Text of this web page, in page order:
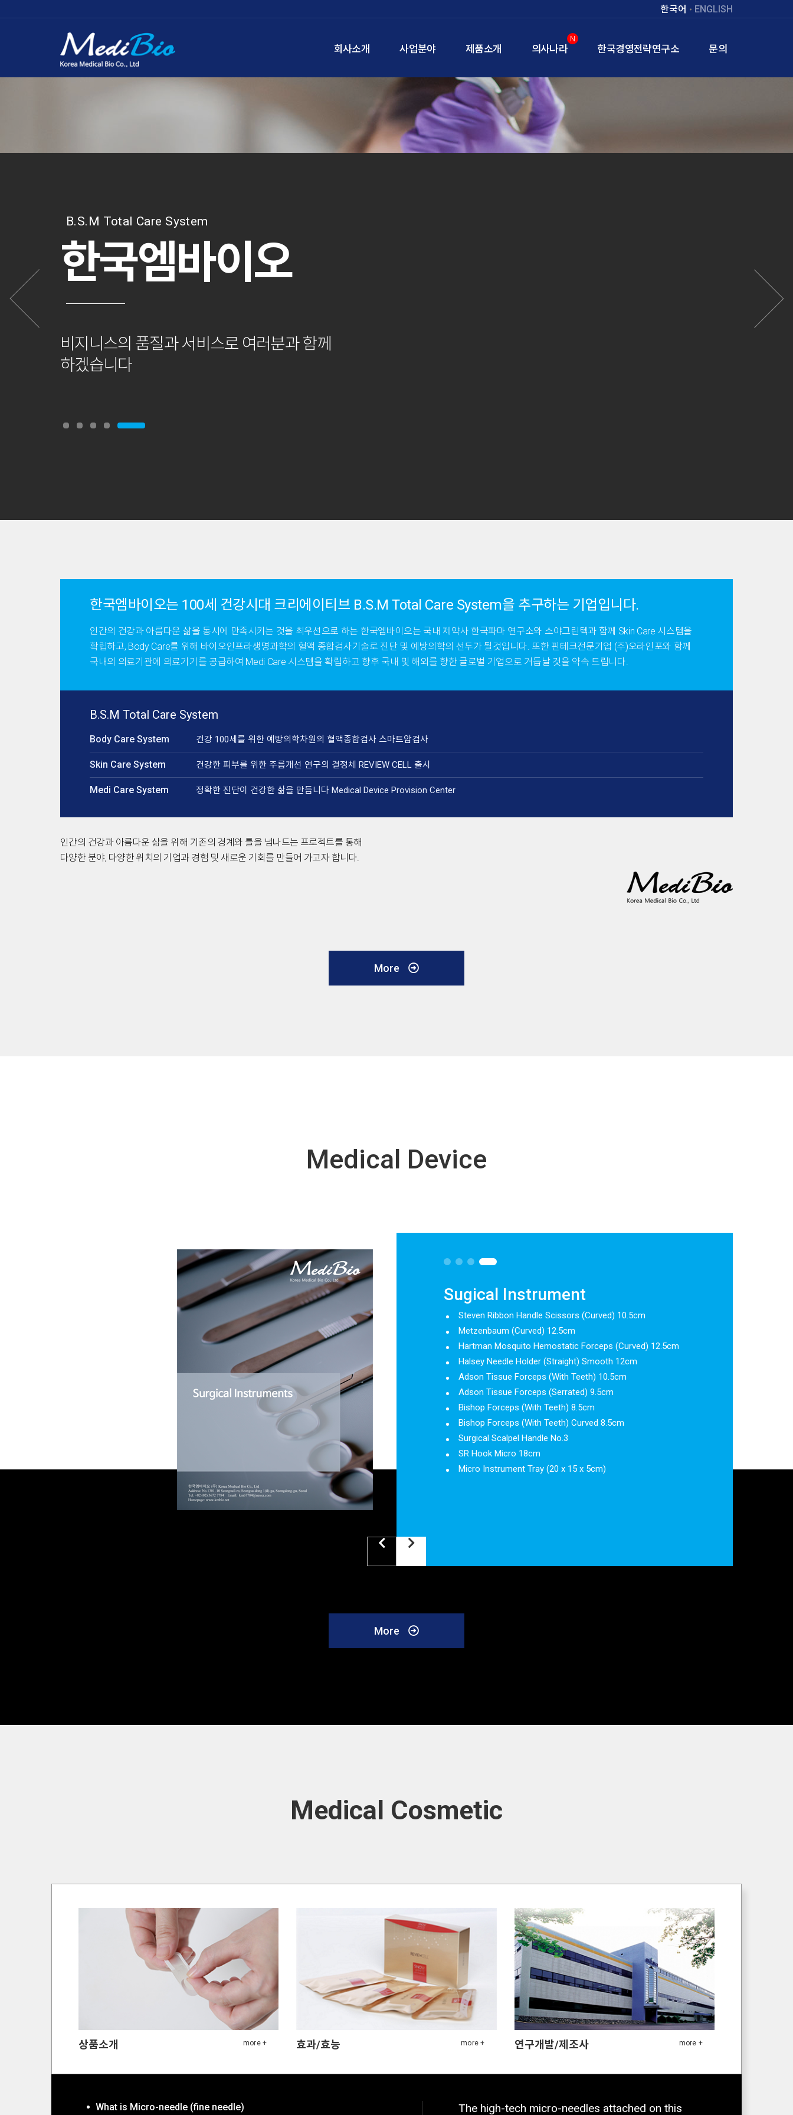
한국어 ENGLISH
회사소개 사업분야 제품소개
N
의사나라 한국경영전략연구소 문의
B.S.M Total Care System
한국엠바이오
비지니스의 품질과 서비스로 여러분과 함께
하겠습니다
한국엠바이오는 100세 건강시대 크리에이티브 B.S.M Total Care System을 추구하는 기업입니다.
인간의 건강과 아름다운 삶을 동시에 만족시키는 것을 최우선으로 하는 한국엠바이오는 국내 제약사 한국파마 연구소와 소야그린텍과 함께 Skin Care 시스템을
확립하고, Body Care를 위해 바이오인프라생명과학의 혈액 종합검사기술로 진단 및 예방의학의 선두가 될것입니다. 또한 핀테크전문기업 (주)오라인포와 함께
국내외 의료기관에 의료기기를 공급하여 Medi Care 시스템을 확립하고 향후 국내 및 해외를 향한 글로벌 기업으로 거듭날 것을 약속 드립니다.
B.S.M Total Care System
Body Care System 건강 100세를 위한 예방의학차원의 혈액종합검사 스마트암검사
Skin Care System 건강한 피부를 위한 주름개선 연구의 결정체 REVIEW CELL 출시
Medi Care System 정확한 진단이 건강한 삶을 만듭니다 Medical Device Provision Center
인간의 건강과 아름다운 삶을 위해 기존의 경계와 틀을 넘나드는 프로젝트를 통해
다양한 분야, 다양한 위치의 기업과 경험 및 새로운 기회를 만들어 가고자 합니다.
More
Medical Device
Sugical Instrument
Steven Ribbon Handle Scissors (Curved) 10.5cm
Metzenbaum (Curved) 12.5cm
Hartman Mosquito Hemostatic Forceps (Curved) 12.5cm
Halsey Needle Holder (Straight) Smooth 12cm
Adson Tissue Forceps (With Teeth) 10.5cm
Adson Tissue Forceps (Serrated) 9.5cm
Bishop Forceps (With Teeth) 8.5cm
Bishop Forceps (With Teeth) Curved 8.5cm
Surgical Scalpel Handle No.3
SR Hook Micro 18cm
Micro Instrument Tray (20 x 15 x 5cm)
More
Medical Cosmetic
상품소개 효과/효능 연구개발/제조사
What is Micro-needle (fine needle)
The high-tech micro-needles attached on this